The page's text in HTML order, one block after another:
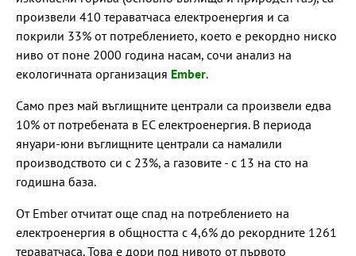
произвели 410 тераватчаса електроенергия и са
покрили 33% от потреблението, което е рекордно ниско
ниво от поне 2000 година насам, сочи анализ на
екологичната организация Ember.
Само през май въглищните централи са произвели едва
10% от потребената в ЕС електроенергия. В периода
януари-юни въглищните централи са намалили
производството си с 23%, а газовите - с 13 на сто на
годишна база.
От Ember отчитат още спад на потреблението на
електроенергия в общността с 4,6% до рекордните 1261
тераватчаса. Това е дори под нивото от първото